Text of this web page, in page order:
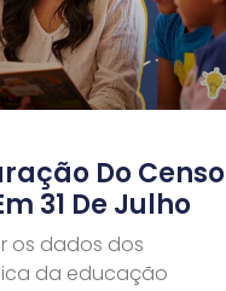
Do Censo
31 De Julho
os dados dos
da educação